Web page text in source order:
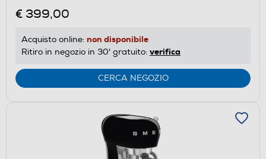
€ 399,00
Acquisto online: non disponibile
Ritiro in negozio in 30' gratuito: verifica
CERCA NEGOZIO